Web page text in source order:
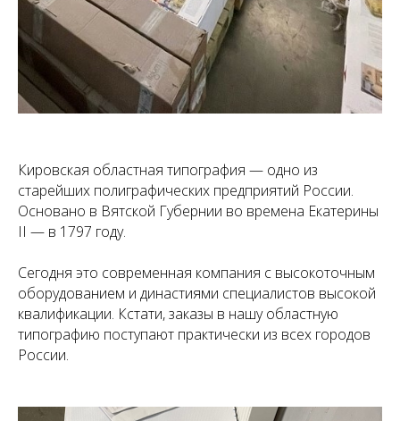
Кировская областная типография — одно из
старейших полиграфических предприятий России.
Основано в Вятской Губернии во времена Екатерины
II — в 1797 году.
Сегодня это современная компания с высокоточным
оборудованием и династиями специалистов высокой
квалификации. Кстати, заказы в нашу областную
типографию поступают практически из всех городов
России.